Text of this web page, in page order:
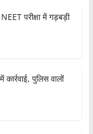
परीक्षा में गड़बड़ी
कार्रवाई, पुलिस वालों